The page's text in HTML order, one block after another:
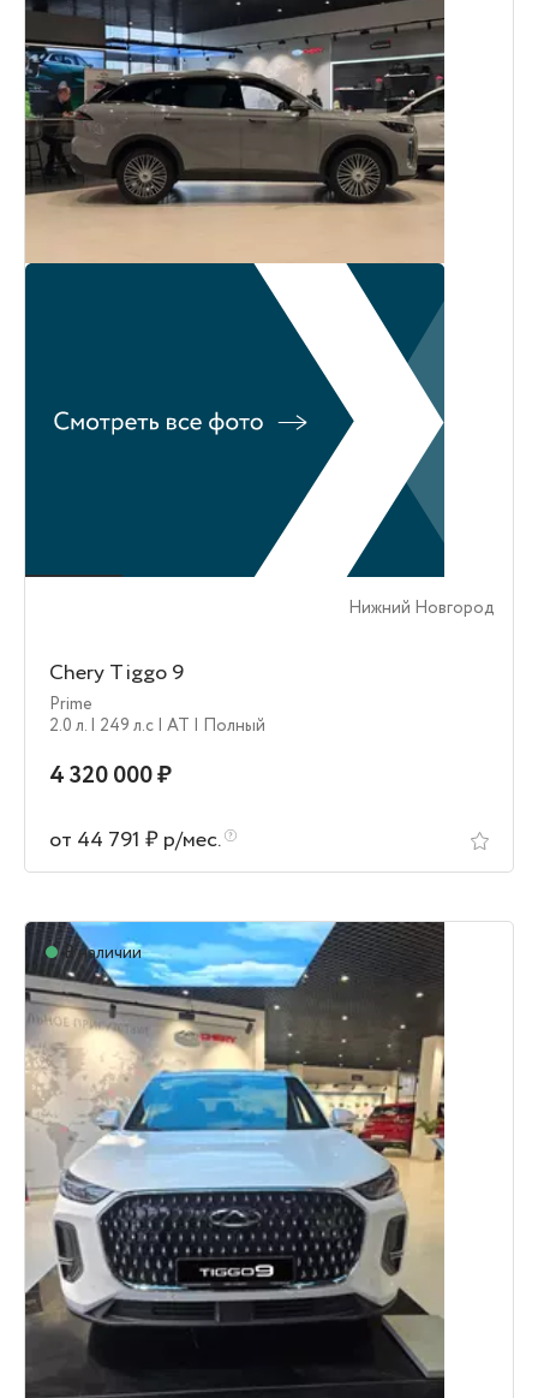
Нижний Новгород
Chery Tiggo 9
Prime
2.0 л. | 249 л.c | AT | Полный
4 320 000 ₽
от 44 791 ₽ р/мес.
В наличии